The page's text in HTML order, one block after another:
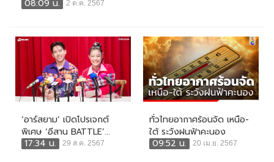
08:09 น.
2 ต.ค. 2567
‘อาร์สยาม’ เปิดโปรเจกต์
พิเศษ ‘อีสาน BATTLE’...
17:34 น.
29 ส.ค. 2567
ทั่วไทยอากาศร้อนจัด เหนือ-
ใต้ ระวังฝนฟ้าคะนอง
09:52 น.
20 เม.ย. 2567